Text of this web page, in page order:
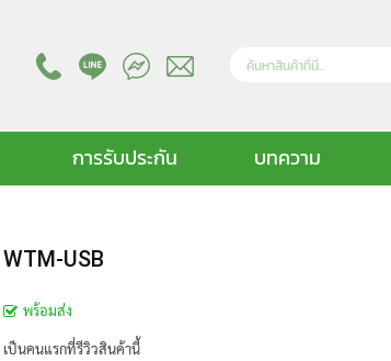
การรับประกัน บทความ
WTM-USB
พร้อมส่ง
เป็นคนแรกที่รีวิวสินค้านี้